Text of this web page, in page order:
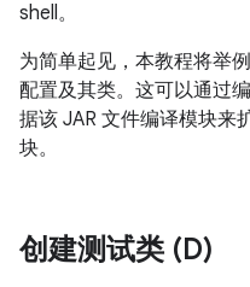
shell。
为简单起见，本教程将举
配置及其类。这可以通过
据该 JAR 文件编译模块来
块。
创建测试类 (D)